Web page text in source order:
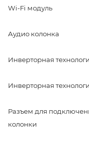
Wi-Fi модуль
Аудио колонка
Инверторная
Инверторная
Разъем для
колонки